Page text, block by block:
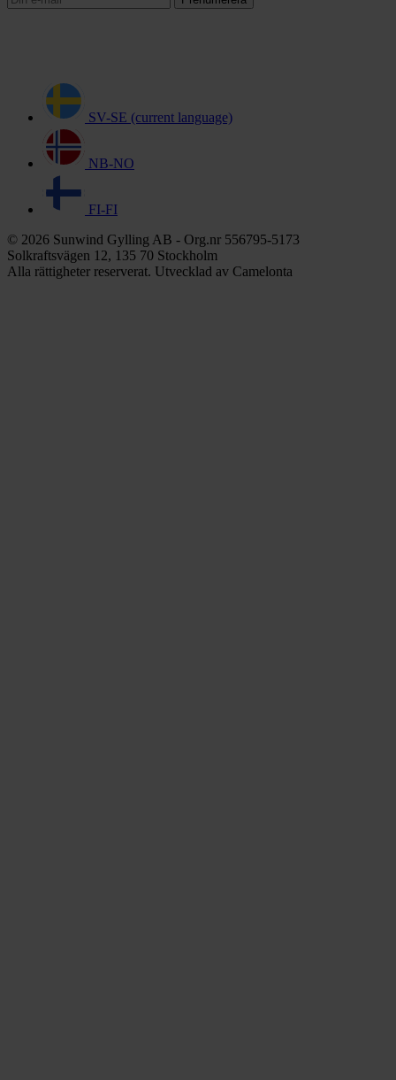
SV-SE (current language)
NB-NO
FI-FI
© 2026 Sunwind Gylling AB - Org.nr 556795-5173
Solkraftsvägen 12, 135 70 Stockholm
Alla rättigheter reserverat. Utvecklad av Camelonta